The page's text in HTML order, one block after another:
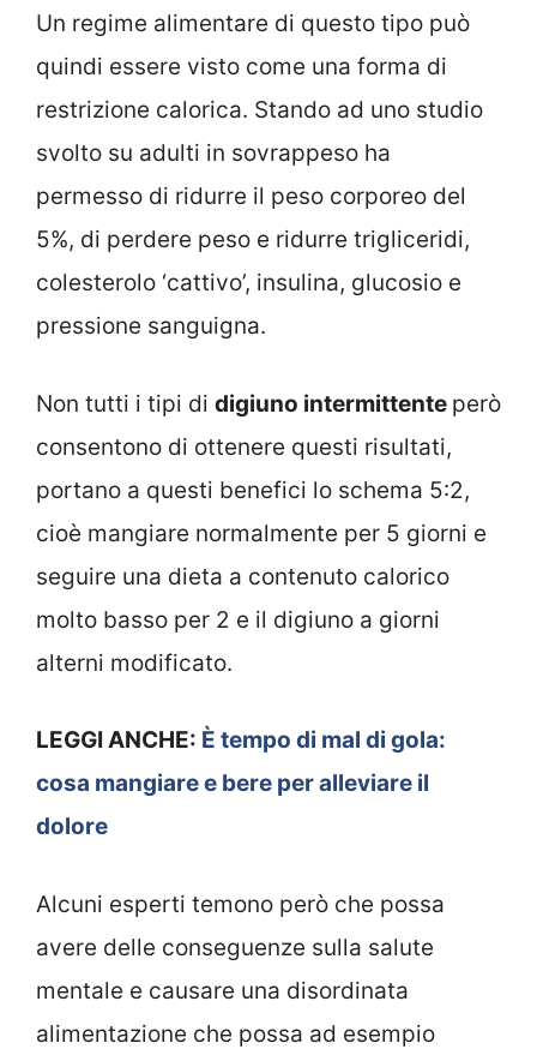
Un regime alimentare di questo tipo può
quindi essere visto come una forma di
restrizione calorica. Stando ad uno studio
svolto su adulti in sovrappeso ha
permesso di ridurre il peso corporeo del
5%, di perdere peso e ridurre trigliceridi,
colesterolo ‘cattivo’, insulina, glucosio e
pressione sanguigna.
Non tutti i tipi di digiuno intermittente però
consentono di ottenere questi risultati,
portano a questi benefici lo schema 5:2,
cioè mangiare normalmente per 5 giorni e
seguire una dieta a contenuto calorico
molto basso per 2 e il digiuno a giorni
alterni modificato.
LEGGI ANCHE: È tempo di mal di gola:
cosa mangiare e bere per alleviare il
dolore
Alcuni esperti temono però che possa
avere delle conseguenze sulla salute
mentale e causare una disordinata
alimentazione che possa ad esempio